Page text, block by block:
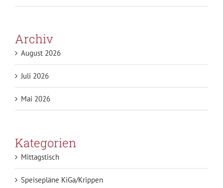
Archiv
August 2026
Juli 2026
Mai 2026
Kategorien
Mittagstisch
Speisepläne KiGa/Krippen